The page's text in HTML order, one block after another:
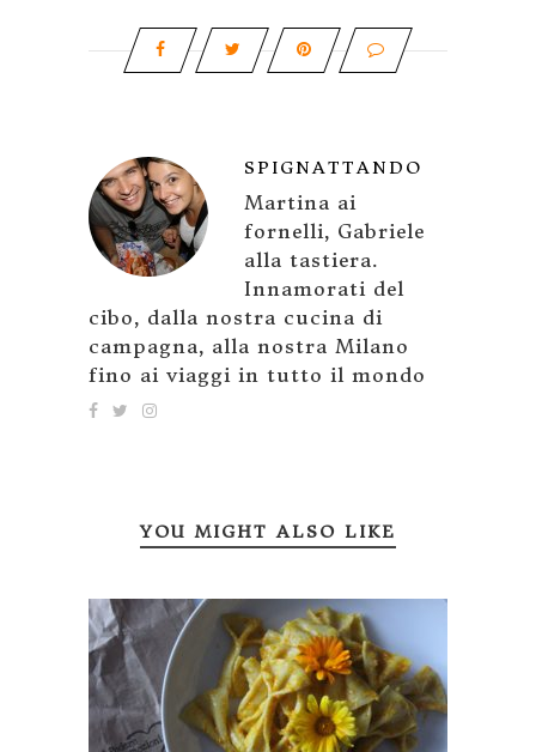
SPIGNATTANDO
Martina ai
fornelli, Gabriele
alla tastiera.
Innamorati del
cibo, dalla nostra cucina di
campagna, alla nostra Milano
fino ai viaggi in tutto il mondo
YOU MIGHT ALSO LIKE